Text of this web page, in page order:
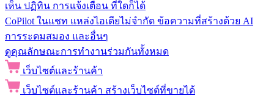
เห็น ปฏิทิน การแจ้งเตือน ที่ใดก็ได้
CoPilot ในแชท แหล่งไอเดียไม่จำกัด ข้อความที่สร้างด้วย AI
การระดมสมอง และอื่นๆ
ดูคุณลักษณะการทำงานร่วมกันทั้งหมด
เว็บไซต์และร้านค้า
เว็บไซต์และร้านค้า สร้างเว็บไซต์ที่ขายได้